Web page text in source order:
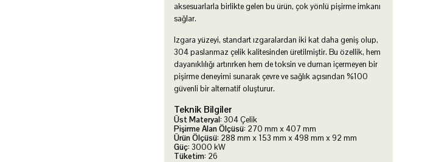
aksesuarlarla birlikte gelen bu ürün, çok yönlü pişirme imkanı
sağlar.
Izgara yüzeyi, standart ızgaralardan iki kat daha geniş olup,
304 paslanmaz çelik kalitesinden üretilmiştir. Bu özellik, hem
dayanıklılığı artırırken hem de toksin ve duman içermeyen bir
pişirme deneyimi sunarak çevre ve sağlık açısından %100
güvenli bir alternatif oluşturur.
Teknik Bilgiler
Üst Materyal:304 Çelik
Pişirme Alan Ölçüsü: 270 mm x 407 mm
Ürün Ölçüsü: 288 mm x 153 mm x 498 mm x 92 mm
Güç:3000 kW
Tüketim: 26